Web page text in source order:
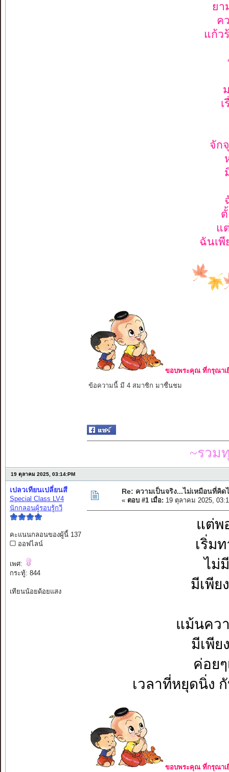
ยา
ค
แก้ว
จัก
แ
ฉันเพี
ขอบพระคุณ ที่กรุณาเ
ข้อความนี้ มี 4 สมาชิก มาชื่นชม
~รวม
19 ตุลาคม 2025, 03:14:PM
เปลวเทียนเปลี่ยนสี
Special Class LV4
นักกลอนผู้รอบรู้กวี
คะแนนกลอนของผู้นี้ 137
ออฟไลน์
เพศ:
กระทู้: 844
เทียนน้อยด้อยแสง
Re: ความเป็นจริง...ไม่เหมือนที่คิด
« ตอบ #1 เมื่อ: 19 ตุลาคม 2025,
แต่พ
เริ่ม
ไม่
มีเพีย
แม้นคว
มีเพี
ค่อย
เวลาที่หยุดนิ่ง
ขอบพระคุณ ที่กรุณาเ